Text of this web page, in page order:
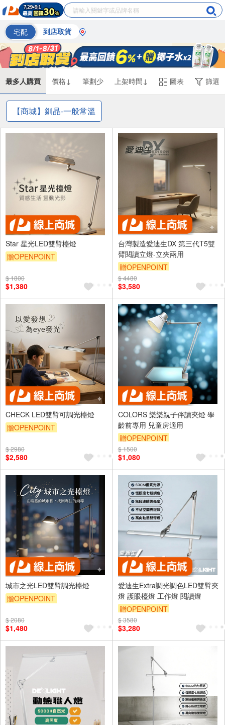
宅配 到店取貨
最多人購買 價格↓ 筆劃少 上架時間↓ 圖表 篩選
【商城】釧晶-一般常溫
Star 星光LED雙臂檯燈
贈OPENPOINT
$ 1800
$1,380
台灣製造愛迪生DX 第三代T5雙
臂閱讀立燈-立夾兩用
贈OPENPOINT
$ 4480
$3,580
CHECK LED雙臂可調光檯燈
贈OPENPOINT
$ 2980
$2,580
COLORS 樂樂親子伴讀夾燈 學
齡前專用 兒童房適用
贈OPENPOINT
$ 1500
$1,080
城市之光LED雙臂調光檯燈
贈OPENPOINT
$ 2080
$1,480
愛迪生Extra調光調色LED雙臂夾
燈 護眼檯燈 工作燈 閱讀燈
贈OPENPOINT
$ 3580
$3,280